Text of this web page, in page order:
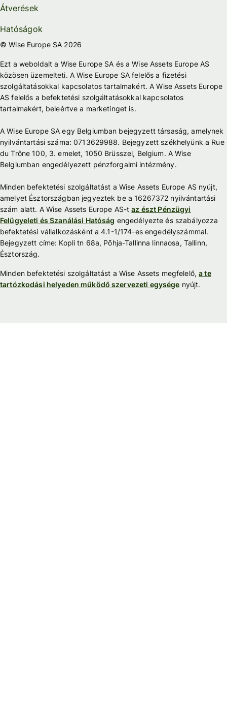
Átverések
Hatóságok
© Wise Europe SA 2026
Ezt a weboldalt a Wise Europe SA és a Wise Assets Europe AS
közösen üzemelteti. A Wise Europe SA felelős a fizetési
szolgáltatásokkal kapcsolatos tartalmakért. A Wise Assets Europe
AS felelős a befektetési szolgáltatásokkal kapcsolatos
tartalmakért, beleértve a marketinget is.
A Wise Europe SA egy Belgiumban bejegyzett társaság, amelynek
nyilvántartási száma: 0713629988. Bejegyzett székhelyünk a Rue
du Trône 100, 3. emelet, 1050 Brüsszel, Belgium. A Wise
Belgiumban engedélyezett pénzforgalmi intézmény.
Minden befektetési szolgáltatást a Wise Assets Europe AS nyújt,
amelyet Észtországban jegyeztek be a 16267372 nyilvántartási
szám alatt. A Wise Assets Europe AS-taz észt Pénzügyi
Felügyeleti és Szanálási Hatóság engedélyezte és szabályozza
befektetési vállalkozásként a 4.1-1/174-es engedélyszámmal.
Bejegyzett címe: Kopli tn 68a, Põhja-Tallinna linnaosa, Tallinn,
Észtország.
Minden befektetési szolgáltatást a Wise Assets megfelelő,a te
tartózkodási helyeden működő szervezeti egysége nyújt.